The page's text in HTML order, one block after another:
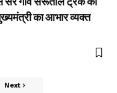
का आभार व्यक्त
Next